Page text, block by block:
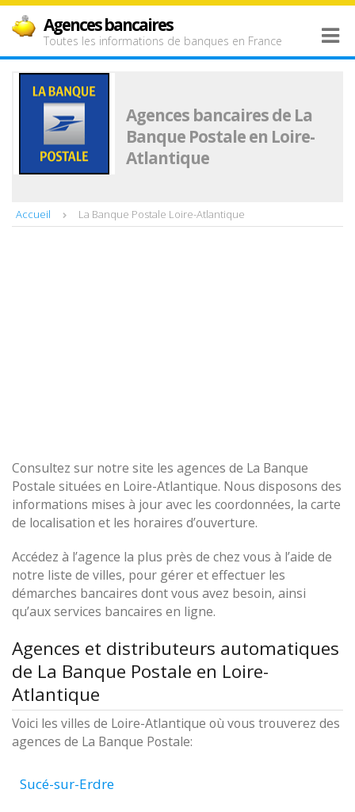
Agences bancaires
Toutes les informations de banques en France
Agences bancaires de La
Banque Postale en Loire-
Atlantique
Accueil La Banque Postale Loire-Atlantique
Consultez sur notre site les agences de La Banque
Postale situées en Loire-Atlantique. Nous disposons des
informations mises à jour avec les coordonnées, la carte
de localisation et les horaires d’ouverture.
Accédez à l’agence la plus près de chez vous à l’aide de
notre liste de villes, pour gérer et effectuer les
démarches bancaires dont vous avez besoin, ainsi
qu’aux services bancaires en ligne.
Agences et distributeurs automatiques
de La Banque Postale en Loire-
Atlantique
Voici les villes de Loire-Atlantique où vous trouverez des
agences de La Banque Postale:
Sucé-sur-Erdre